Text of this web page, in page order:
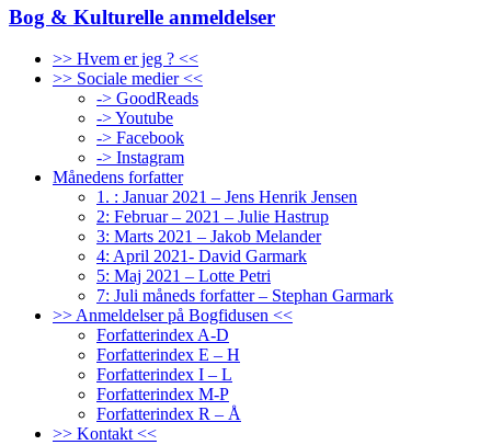
Bog & Kulturelle anmeldelser
>> Hvem er jeg ? <<
>> Sociale medier <<
-> GoodReads
-> Youtube
-> Facebook
-> Instagram
Månedens forfatter
1. : Januar 2021 – Jens Henrik Jensen
2: Februar – 2021 – Julie Hastrup
3: Marts 2021 – Jakob Melander
4: April 2021- David Garmark
5: Maj 2021 – Lotte Petri
7: Juli måneds forfatter – Stephan Garmark
>> Anmeldelser på Bogfidusen <<
Forfatterindex A-D
Forfatterindex E – H
Forfatterindex I – L
Forfatterindex M-P
Forfatterindex R – Å
>> Kontakt <<